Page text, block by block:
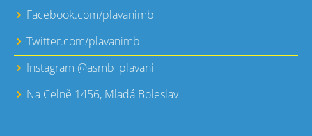
Facebook.com/plavanimb
Twitter.com/plavanimb
Instagram @asmb_plavani
Na Celně 1456, Mladá Boleslav